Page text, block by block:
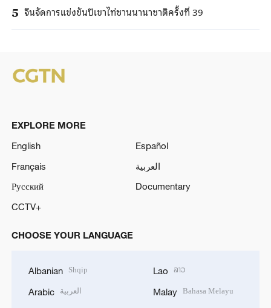
5 จีนจัดการแข่งขันปีเขาไท่ซานนานาชาติครั้งที่ 39
EXPLORE MORE
English
Español
Français
العربية
Русский
Documentary
CCTV+
CHOOSE YOUR LANGUAGE
Albanian Shqip
Arabic العربية
Lao ລາວ
Malay Bahasa Melayu